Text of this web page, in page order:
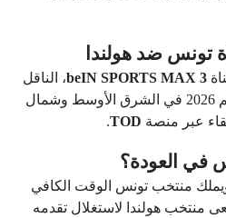
تونس ضد هولندا
beIN SPORTS MAX 3، الناقل
الحصري لبطولة كأس العالم 2026 في الشرق الأوسط وشمال
عبر منصة TOD
.
في العودة؟
ويملك منتخب تونس الوقت الكافي
منتخب هولندا لاستغلال تقدمه